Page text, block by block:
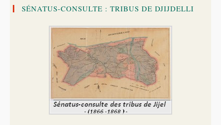
SÉNATUS-CONSULTE : TRIBUS DE DJIJDELLI